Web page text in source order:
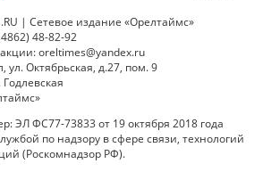
| Сетевое издание «Орелтаймс»
48-82-92
oreltimes@yandex.ru
ул. Октябрьская, д.27, пом. 9
ЭЛ ФС77-73833 от 19 октября 2018 года
по надзору в сфере связи, технологий
(Роскомнадзор РФ).